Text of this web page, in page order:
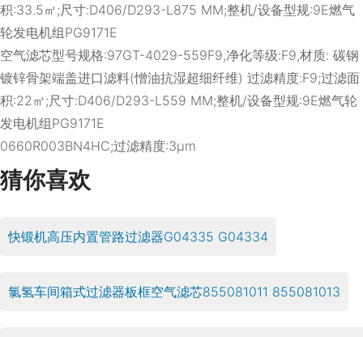
积:33.5㎡;尺寸:D406/D293-L875 MM;整机/设备型规:9E燃气
轮发电机组PG9171E
空气滤芯型号规格:97GT-4029-559F9,净化等级:F9,材质: 碳钢
镀锌骨架端盖进口滤料(憎油抗湿超细纤维) 过滤精度:F9;过滤面
积:22㎡;尺寸:D406/D293-L559 MM;整机/设备型规:9E燃气轮
发电机组PG9171E
0660R003BN4HC;过滤精度:3μm
猜你喜欢
快锻机高压内置管路过滤器G04335 G04334
氯氢车间箱式过滤器板框空气滤芯855081011 855081013